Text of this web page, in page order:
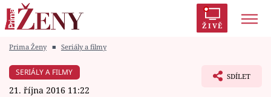
ŽIVĚ
Módní alarm
Prima Ženy ■ Seriály a filmy
SERIÁLY A FILMY
21. října 2016 11:22
SDÍLET